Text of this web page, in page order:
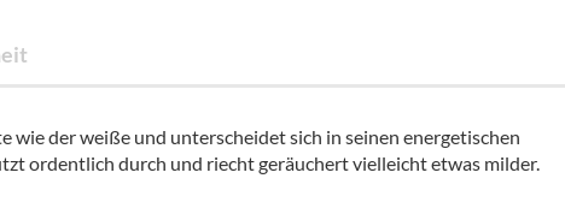
wie der weiße und unterscheidet sich in seinen energetischen
ordentlich durch und riecht geräuchert vielleicht etwas milder.